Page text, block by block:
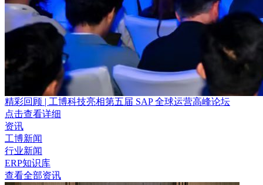
精彩回顾 | 工博科技亮相第五届 SAP 全球运营高峰论坛
点击查看详细
资讯
工博新闻
行业新闻
ERP知识库
查看全部资讯